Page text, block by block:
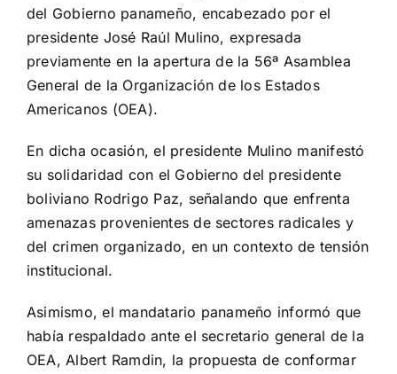
del Gobierno panameño, encabezado por el
presidente José Raúl Mulino, expresada
previamente en la apertura de la 56ª Asamblea
General de la Organización de los Estados
Americanos (OEA).
En dicha ocasión, el presidente Mulino manifestó
su solidaridad con el Gobierno del presidente
boliviano Rodrigo Paz, señalando que enfrenta
amenazas provenientes de sectores radicales y
del crimen organizado, en un contexto de tensión
institucional.
Asimismo, el mandatario panameño informó que
había respaldado ante el secretario general de la
OEA, Albert Ramdin, la propuesta de conformar